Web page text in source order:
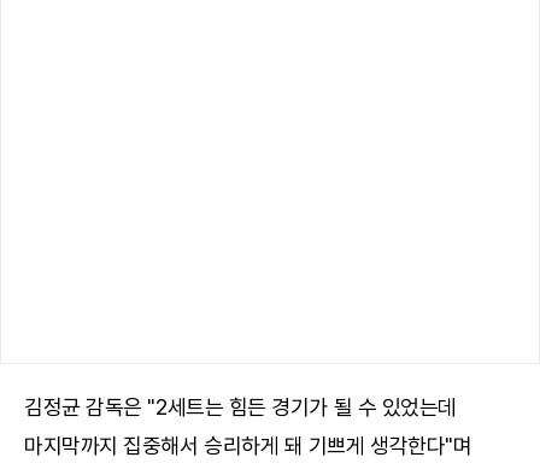
김정균 감독은 "2세트는 힘든 경기가 될 수 있었는데
마지막까지 집중해서 승리하게 돼 기쁘게 생각한다"며